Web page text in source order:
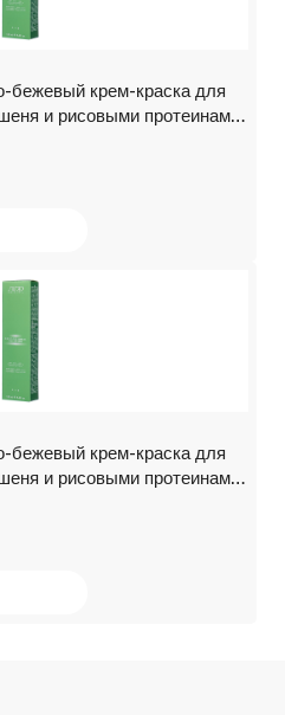
бежевый крем-краска для
и рисовыми протеинами
бежевый крем-краска для
и рисовыми протеинами